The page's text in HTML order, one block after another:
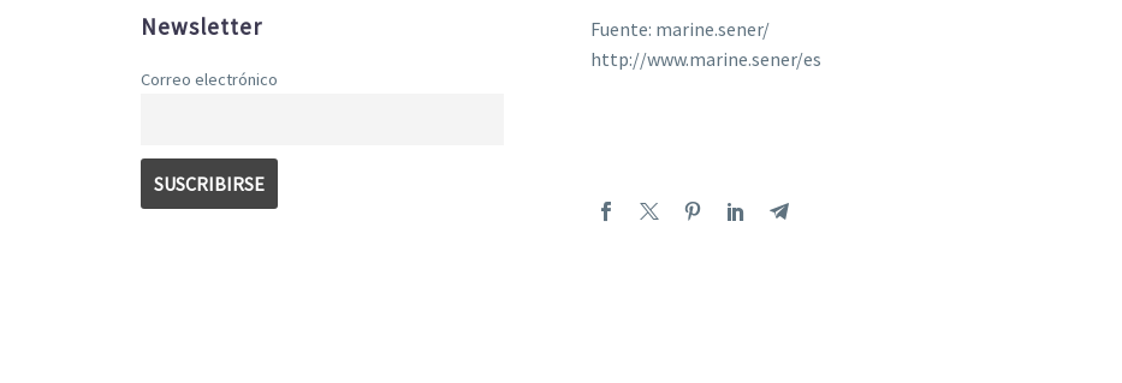
Newsletter
Correo electrónico
Fuente: marine.sener/
http://www.marine.sener/es